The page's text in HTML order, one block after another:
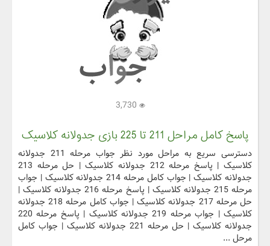
پاسخ کامل مراحل 211 تا 225 بازی جدولانه کلاسیک
دسترسی سریع به مراحل مورد نظر جواب مرحله 211 جدولانه
کلاسیک | پاسخ مرحله 212 جدولانه کلاسیک | حل مرحله 213
جدولانه کلاسیک | جواب کامل مرحله 214 جدولانه کلاسیک | جواب
مرحله 215 جدولانه کلاسیک | پاسخ مرحله 216 جدولانه کلاسیک |
حل مرحله 217 جدولانه کلاسیک | جواب کامل مرحله 218 جدولانه
کلاسیک | جواب مرحله 219 جدولانه کلاسیک | پاسخ مرحله 220
جدولانه کلاسیک | حل مرحله 221 جدولانه کلاسیک | جواب کامل
مرحل ...